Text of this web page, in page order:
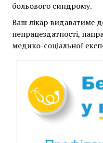
пацієнта, виписування
больового синдрому.
Ваш лікар видаватиме
непрацездатності,